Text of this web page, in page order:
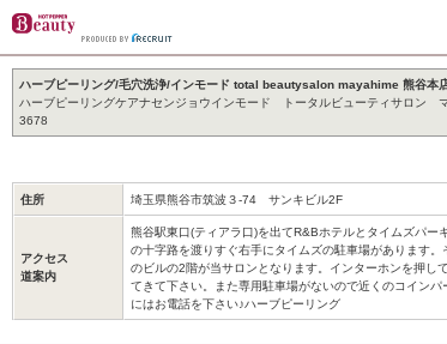
ハーブピーリング/毛穴洗浄/インモード total beautysalon mayahime 熊谷本
ハーブピーリングケアナセンジョウインモード トータルビューティサロン
3678
住所 埼玉県熊谷市筑波３-74 サンキビル2F
アクセス
道案内
熊谷駅東口(ティアラ口)を出てR&Bホテルとタイムズパー
の十字路を渡りすぐ右手にタイムズの駐車場があります
のビルの2階が当サロンとなります。インターホンを押し
てきて下さい。また専用駐車場がないので近くのコイン
にはお電話を下さい♪ハーブピーリング